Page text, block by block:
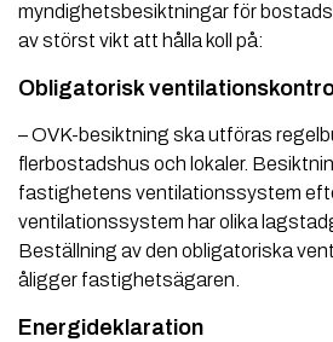
myndighetsbesiktningar för
av störst vikt att hålla koll på:
Obligatorisk
– OVK-besiktning ska utföras
flerbo­stadshus och lokaler.
fastighetens ventilationssystem
ventilationssystem har olika
Beställning av den obligatoriska
åligger fastighetsägaren.
Energideklaration